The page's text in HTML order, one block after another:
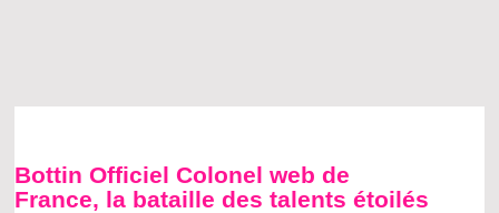
Bottin Officiel Colonel web de
France, la bataille des talents étoilés